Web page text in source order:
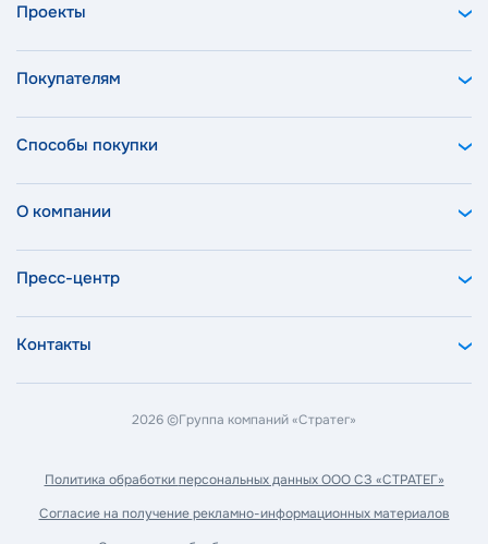
Проекты
Покупателям
Способы покупки
О компании
Пресс-центр
Контакты
2026 ©Группа компаний «Стратег»
Политика обработкиперсональных данных ООО СЗ «СТРАТЕГ»
Согласие на получениерекламно-информационных материалов